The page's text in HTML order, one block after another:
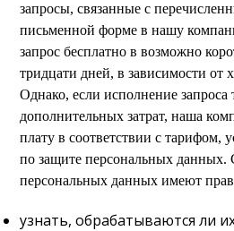
запросы, связанные с
письменной форме в нашу
запрос бесплатно в возможно
тридцати дней, в зависимости от
Однако, если исполнение запроса
дополнительных затрат, наша
плату в соответствии с тарифом,
по защите персональных данных.
персональных данных имеют
узнать, обрабатываются ли